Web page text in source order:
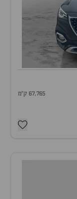
67,765 ק"מ